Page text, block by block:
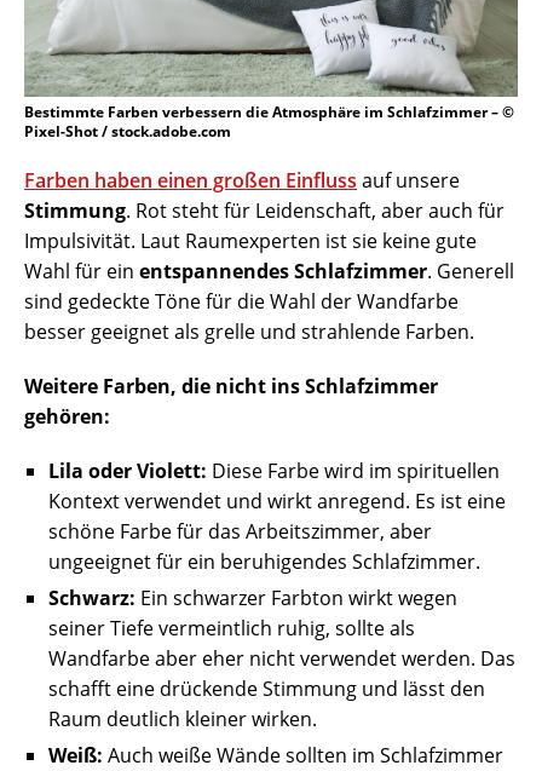
Bestimmte Farben verbessern die Atmosphäre im Schlafzimmer – ©
Pixel-Shot / stock.adobe.com
Farben haben einen großen Einfluss auf unsere
Stimmung. Rot steht für Leidenschaft, aber auch für
Impulsivität. Laut Raumexperten ist sie keine gute
Wahl für ein entspannendes Schlafzimmer. Generell
sind gedeckte Töne für die Wahl der Wandfarbe
besser geeignet als grelle und strahlende Farben.
Weitere Farben, die nicht ins Schlafzimmer
gehören:
Lila oder Violett: Diese Farbe wird im spirituellen
Kontext verwendet und wirkt anregend. Es ist eine
schöne Farbe für das Arbeitszimmer, aber
ungeeignet für ein beruhigendes Schlafzimmer.
Schwarz: Ein schwarzer Farbton wirkt wegen
seiner Tiefe vermeintlich ruhig, sollte als
Wandfarbe aber eher nicht verwendet werden. Das
schafft eine drückende Stimmung und lässt den
Raum deutlich kleiner wirken.
Weiß: Auch weiße Wände sollten im Schlafzimmer